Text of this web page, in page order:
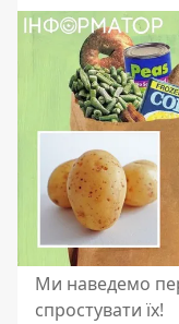
Ми наведемо
спростувати їх!